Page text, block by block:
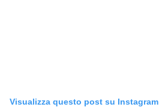
Visualizza questo post su Instagram